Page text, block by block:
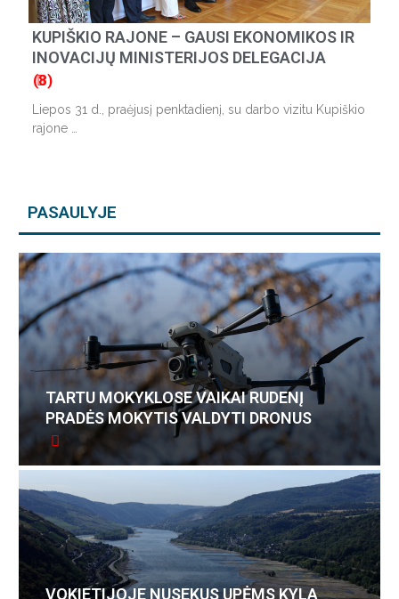
KUPIŠKIO RAJONE – GAUSI EKONOMIKOS IR
INOVACIJŲ MINISTERIJOS DELEGACIJA
(8)
Liepos 31 d., praėjusį penktadienį, su darbo vizitu Kupiškio
rajone …
PASAULYJE
TARTU MOKYKLOSE VAIKAI RUDENĮ
PRADĖS MOKYTIS VALDYTI DRONUS
VOKIETIJOJE NUSEKUS UPĖMS KYLA